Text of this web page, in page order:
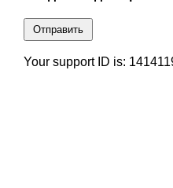
Отправить
Your support ID is: